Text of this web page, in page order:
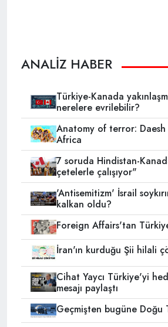
ANALİZ HABER
Türkiye-Kanada
nerelere evrilebilir?
Anatomy of terror: Daesh
Africa
7 soruda Hindistan-
çetelerle çalışıyor"
'Antisemitizm' İsrail
kalkan oldu?
Foreign Affairs'tan
İran'ın kurduğu Şii hilali
Cihat Yaycı Türkiye'yi
mesajı paylaştı
Geçmişten bugüne Doğu